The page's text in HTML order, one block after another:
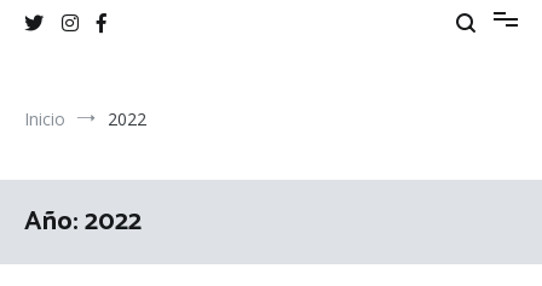
Inicio 2022
Año:2022